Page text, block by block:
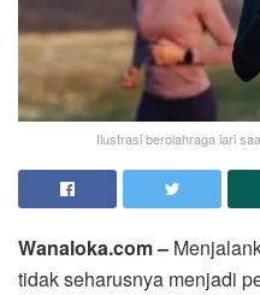
Ilustrasi berolahraga lari
Wanaloka.com –
tidak seharusnya menjadi